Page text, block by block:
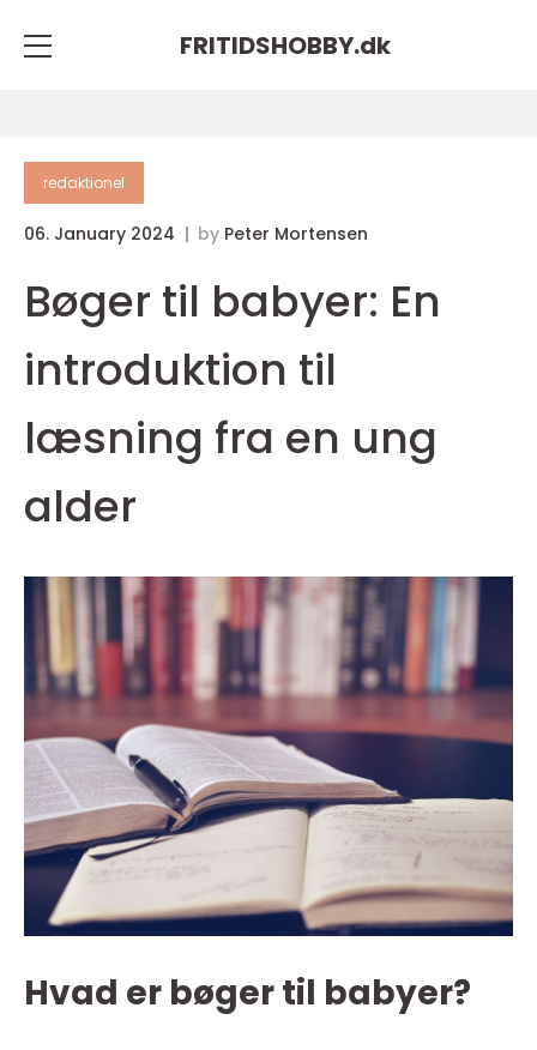
FRITIDSHOBBY.dk
redaktionel
06. January 2024 by Peter Mortensen
Bøger til babyer: En
introduktion til
læsning fra en ung
alder
Hvad er bøger til babyer?